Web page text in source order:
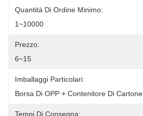
Quantità Di Ordine Minimo:
1~10000
Prezzo:
6~15
Imballaggi Particolari:
Borsa Di OPP + Contenitore Di Cartone
Tempi Di Consegna: